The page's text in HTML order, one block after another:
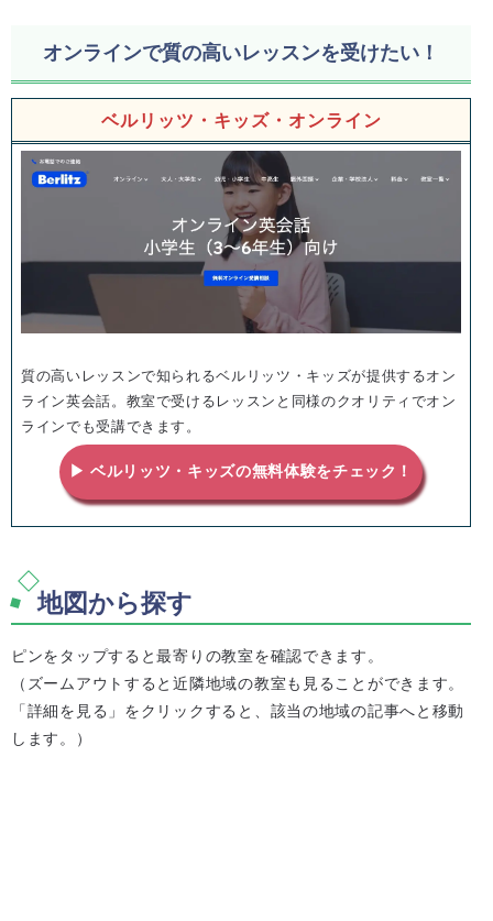
オンラインで質の高いレッスンを受けたい！
ベルリッツ・キッズ・オンライン
質の高いレッスンで知られるベルリッツ・キッズが提供するオン
ライン英会話。教室で受けるレッスンと同様のクオリティでオン
ラインでも受講できます。
▶ ベルリッツ・キッズの無料体験をチェック！
地図から探す
ピンをタップすると最寄りの教室を確認できます。
（ズームアウトすると近隣地域の教室も見ることができます。
「詳細を見る」をクリックすると、該当の地域の記事へと移動
します。）